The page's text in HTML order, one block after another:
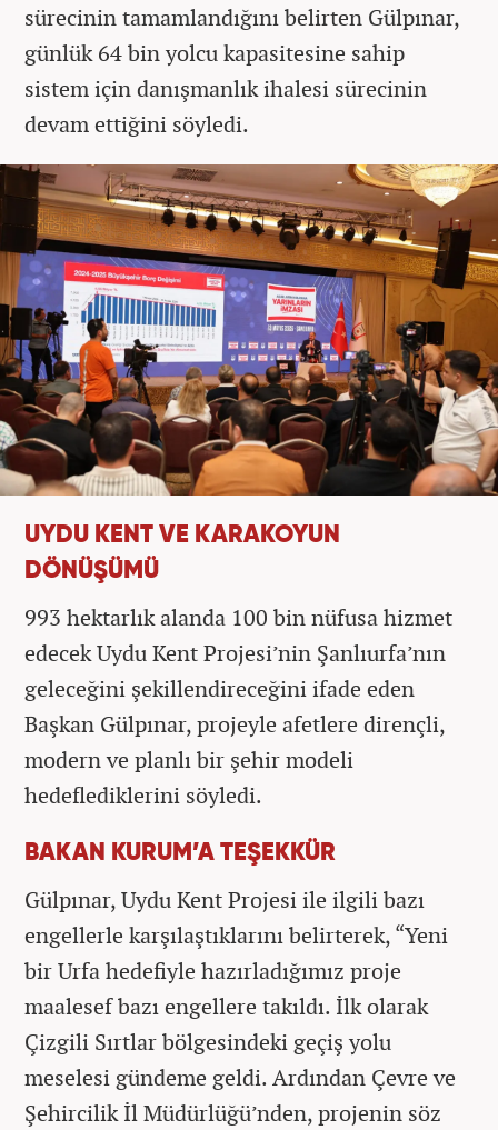
sürecinin tamamlandığını belirten Gülpınar,
günlük 64 bin yolcu kapasitesine sahip
sistem için danışmanlık ihalesi sürecinin
devam ettiğini söyledi.
UYDU KENT VE KARAKOYUN
DÖNÜŞÜMÜ
993 hektarlık alanda 100 bin nüfusa hizmet
edecek Uydu Kent Projesi’nin Şanlıurfa’nın
geleceğini şekillendireceğini ifade eden
Başkan Gülpınar, projeyle afetlere dirençli,
modern ve planlı bir şehir modeli
hedeflediklerini söyledi.
BAKAN KURUM’A TEŞEKKÜR
Gülpınar, Uydu Kent Projesi ile ilgili bazı
engellerle karşılaştıklarını belirterek, “Yeni
bir Urfa hedefiyle hazırladığımız proje
maalesef bazı engellere takıldı. İlk olarak
Çizgili Sırtlar bölgesindeki geçiş yolu
meselesi gündeme geldi. Ardından Çevre ve
Şehircilik İl Müdürlüğü’nden, projenin söz